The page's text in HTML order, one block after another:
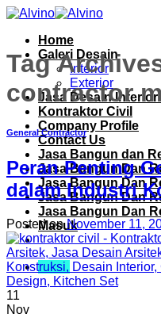
Skip
contentHome
Galeri Desain
Interior
Exterior
Jasa Desain
Kontraktor Civil
Company Profile
Contact Us
Jasa Bangun dan
Jasa Bangun Dan
Jasa Bangun Dan
Jasa Bangun Dan
Jasa Bangun Dan
Masuk
Menu
Tag
contractor
General Contractor
Peran Penting
dalam Industri
Posted onNovember 11,
11
Nov